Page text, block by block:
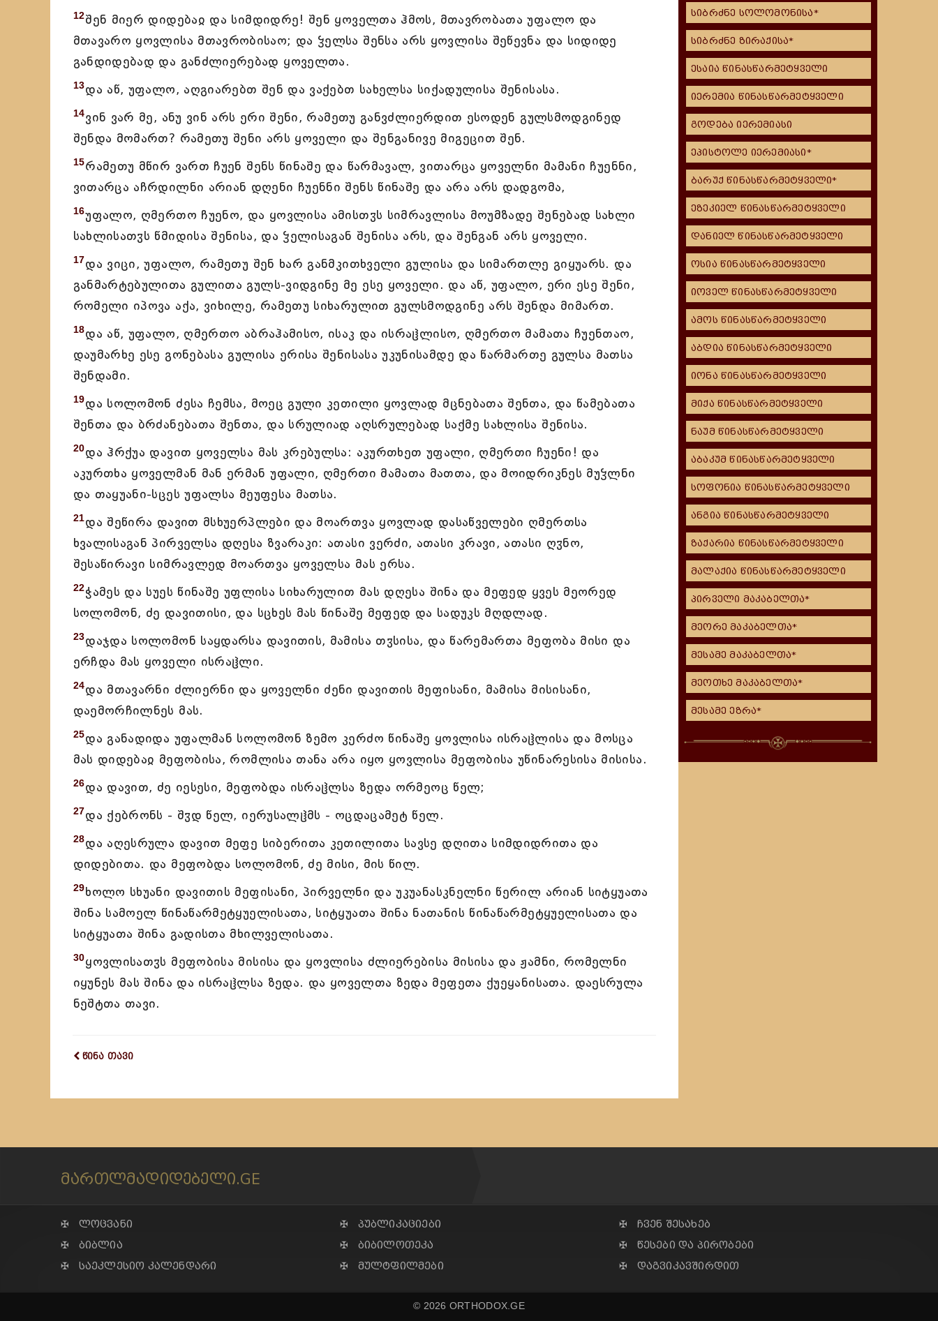
12შენ მიერ დიდებაჲ და სიმდიდრე! შენ ყოველთა ჰმოს, მთავრობათა უფალო და
მთავარო ყოვლისა მთავრობისაო; და ჴელსა შენსა არს ყოვლისა შეწევნა და სიდიდე
განდიდებად და განძლიერებად ყოველთა.
13და აწ, უფალო, აღგიარებთ შენ და ვაქებთ სახელსა სიქადულისა შენისასა.
14ვინ ვარ მე, ანუ ვინ არს ერი შენი, რამეთუ განვძლიერდით ესოდენ გულსმოდგინედ
შენდა მომართ? რამეთუ შენი არს ყოველი და შენგანივე მიგეცით შენ.
15რამეთუ მწირ ვართ ჩუენ შენს წინაშე და წარმავალ, ვითარცა ყოველნი მამანი ჩუენნი,
ვითარცა აჩრდილნი არიან დღენი ჩუენნი შენს წინაშე და არა არს დადგომა,
16უფალო, ღმერთო ჩუენო, და ყოვლისა ამისთჳს სიმრავლისა მოუმზადე შენებად სახლი
სახლისათჳს წმიდისა შენისა, და ჴელისაგან შენისა არს, და შენგან არს ყოველი.
17და ვიცი, უფალო, რამეთუ შენ ხარ განმკითხველი გულისა და სიმართლე გიყუარს. და
განმარტებულითა გულითა გულს-ვიდგინე მე ესე ყოველი. და აწ, უფალო, ერი ესე შენი,
რომელი იპოვა აქა, ვიხილე, რამეთუ სიხარულით გულსმოდგინე არს შენდა მიმართ.
18და აწ, უფალო, ღმერთო აბრაჰამისო, ისაკ და ისრაჱლისო, ღმერთო მამათა ჩუენთაო,
დაუმარხე ესე გონებასა გულისა ერისა შენისასა უკუნისამდე და წარმართე გულსა მათსა
შენდამი.
19და სოლომონ ძესა ჩემსა, მოეც გული კეთილი ყოვლად მცნებათა შენთა, და წამებათა
შენთა და ბრძანებათა შენთა, და სრულიად აღსრულებად საქმე სახლისა შენისა.
20და ჰრქუა დავით ყოველსა მას კრებულსა: აკურთხეთ უფალი, ღმერთი ჩუენი! და
აკურთხა ყოველმან მან ერმან უფალი, ღმერთი მამათა მათთა, და მოიდრიკნეს მუჴლნი
და თაყუანი-სცეს უფალსა მეუფესა მათსა.
21და შეწირა დავით მსხუერპლები და მოართვა ყოვლად დასაწველები ღმერთსა
ხვალისაგან პირველსა დღესა ზვარაკი: ათასი ვერძი, ათასი კრავი, ათასი ღჳნო,
შესაწირავი სიმრავლედ მოართვა ყოველსა მას ერსა.
22ჭამეს და სუეს წინაშე უფლისა სიხარულით მას დღესა შინა და მეფედ ყვეს მეორედ
სოლომონ, ძე დავითისი, და სცხეს მას წინაშე მეფედ და სადუკს მღდლად.
23დაჯდა სოლომონ საყდარსა დავითის, მამისა თჳსისა, და წარემართა მეფობა მისი და
ერჩდა მას ყოველი ისრაჱლი.
24და მთავარნი ძლიერნი და ყოველნი ძენი დავითის მეფისანი, მამისა მისისანი,
დაემორჩილნეს მას.
25და განადიდა უფალმან სოლომონ ზემო კერძო წინაშე ყოვლისა ისრაჱლისა და მოსცა
მას დიდებაჲ მეფობისა, რომლისა თანა არა იყო ყოვლისა მეფობისა უწინარესისა მისისა.
26და დავით, ძე იესესი, მეფობდა ისრაჱლსა ზედა ორმეოც წელ;
27და ქებრონს - შჳდ წელ, იერუსალჱმს - ოცდაცამეტ წელ.
28და აღესრულა დავით მეფე სიბერითა კეთილითა სავსე დღითა სიმდიდრითა და
დიდებითა. და მეფობდა სოლომონ, ძე მისი, მის წილ.
29ხოლო სხუანი დავითის მეფისანი, პირველნი და უკუანასკნელნი წერილ არიან სიტყუათა
შინა სამოელ წინაწარმეტყუელისათა, სიტყუათა შინა ნათანის წინაწარმეტყუელისათა და
სიტყუათა შინა გადისთა მხილველისათა.
30ყოვლისათჳს მეფობისა მისისა და ყოვლისა ძლიერებისა მისისა და ჟამნი, რომელნი
იყუნეს მას შინა და ისრაჱლსა ზედა. და ყოველთა ზედა მეფეთა ქუეყანისათა. დაესრულა
ნეშტთა თავი.
წინა თავი
სიბრძნე სოლომონისა*
სიბრძნე ზირაქისა*
ესაია წინასწარმეტყველი
იერემია წინასწარმეტყველი
გოდება იერემიასი
ეპისტოლე იერემიასი*
ბარუქ წინასწარმეტყველი*
ეზეკიელ წინასწარმეტყველი
დანიელ წინასწარმეტყველი
ოსია წინასწარმეტყველი
იოველ წინასწარმეტყველი
ამოს წინასწარმეტყველი
აბდია წინასწარმეტყველი
იონა წინასწარმეტყველი
მიქა წინასწარმეტყველი
ნაუმ წინასწარმეტყველი
აბაკუმ წინასწარმეტყველი
სოფონია წინასწარმეტყველი
ანგია წინასწარმეტყველი
ზაქარია წინასწარმეტყველი
მალაქია წინასწარმეტყველი
პირველი მაკაბელთა*
მეორე მაკაბელთა*
მესამე მაკაბელთა*
მეოთხე მაკაბელთა*
მესამე ეზრა*
მართლმადიდებელი.GE
✠ ლოცვანი
✠ ბიბლია
✠ საეკლესიო კალენდარი
✠ პუბლიკაციები
✠ ბიბილოთეკა
✠ მულტფილმები
✠ ჩვენ შესახებ
✠ წესები და პირობები
✠ დაგვიკავშირდით
© 2026 ORTHODOX.GE